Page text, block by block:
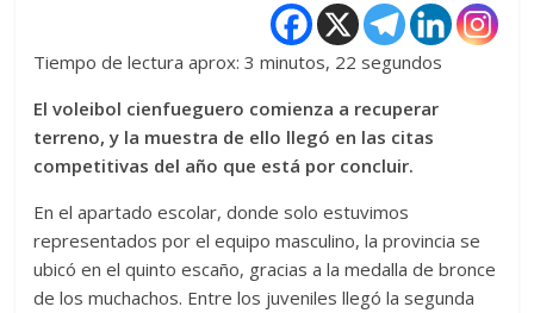
Tiempo de lectura aprox: 3 minutos, 22 segundos
El voleibol cienfueguero comienza a recuperar
terreno, y la muestra de ello llegó en las citas
competitivas del año que está por concluir.
En el apartado escolar, donde solo estuvimos
representados por el equipo masculino, la provincia se
ubicó en el quinto escaño, gracias a la medalla de bronce
de los muchachos. Entre los juveniles llegó la segunda